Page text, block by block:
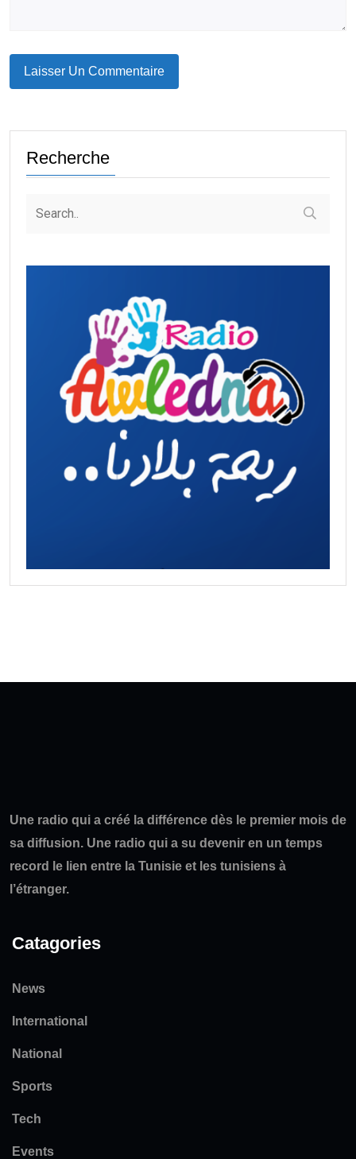
Recherche
Une radio qui a créé la différence dès le premier mois de
sa diffusion. Une radio qui a su devenir en un temps
record le lien entre la Tunisie et les tunisiens à
l’étranger.
Catagories
News
International
National
Sports
Tech
Events